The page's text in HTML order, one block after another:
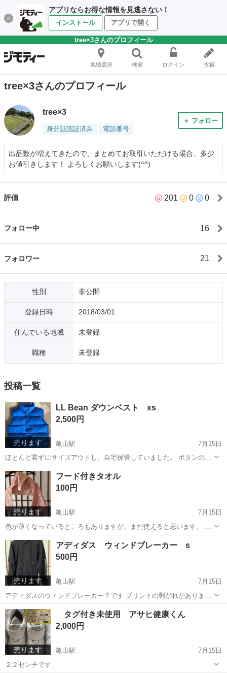
アプリならお得な情報を見逃さない！
インストール アプリで開く
tree×3さんのプロフィール
地域選択 検索 ログイン 投稿
tree×3さんのプロフィール
tree×3
身分証認証済み 電話番号
＋ フォロー
出品数が増えてきたので、まとめてお取引いただける場合、多少
お値引きします！ よろしくお願いします(^^)
評価 201 0 0
フォロー中 16
フォロワー 21
性別 非公開
登録日時 2018/03/01
住んでいる地域 未登録
職種 未登録
投稿一覧
売ります
LL Bean ダウンベスト xs
2,500円
亀山駅
7月15日
ほとんど着ずにサイズアウトし、自宅保管していました。 ボタンの４
番目と５番目にもともと変色ありです。 後ろの裾の辺りに5ミリほど
の汚れありです。 襟元は綺麗です。
兵庫 姫路市 亀山駅 キッズ用品
売ります
フード付きタオル
100円
亀山駅
7月15日
色が薄くなっているところもありますが、まだ使えると思います。 ス
イミングの後に使用していました。
兵庫 姫路市 亀山駅 キッズ用品 タオル
売ります
アディダス ウィンドブレーカー s
500円
亀山駅
7月15日
アディダスのウィンドブレーカー？です プリントの剥がれがあります
が、それでも良い方に
兵庫 姫路市 亀山駅 ジャンパー ウィンドブレーカー
売ります
タグ付き未使用 アサヒ健康くん
2,000円
亀山駅
7月15日
２２センチです